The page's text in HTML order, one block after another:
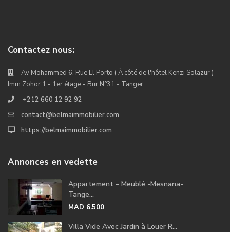
Contactez nous:
Av Mohammed 6, Rue El Porto ( À côté de l'hôtel Kenzi Solazur ) -
Imm Zohor 1 - 1er étage - Bur N°31 - Tanger
+212 660 12 92 92
contact@belmaimmobilier.com
https://belmaimmobilier.com
Annonces en vedette
Appartement – Meublé -Mesnana-
Tange...
MAD 6.500
Villa Vide Avec Jardin à Louer R...